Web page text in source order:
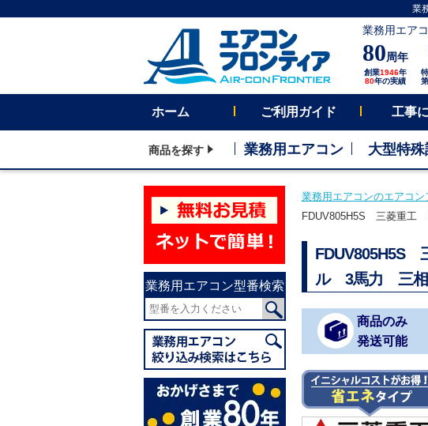
業
業務用エア
80周年
創業1946年
80年の実績
ホーム ご利用ガイド 工事
商品を探す 業務用エアコン 大型特
業務用エアコン型番検索
業務用エアコンのエアコン
FDUV805H5S 三菱重工
FDUV805H5S
ル 3馬力 三相
商品のみ
発送可能